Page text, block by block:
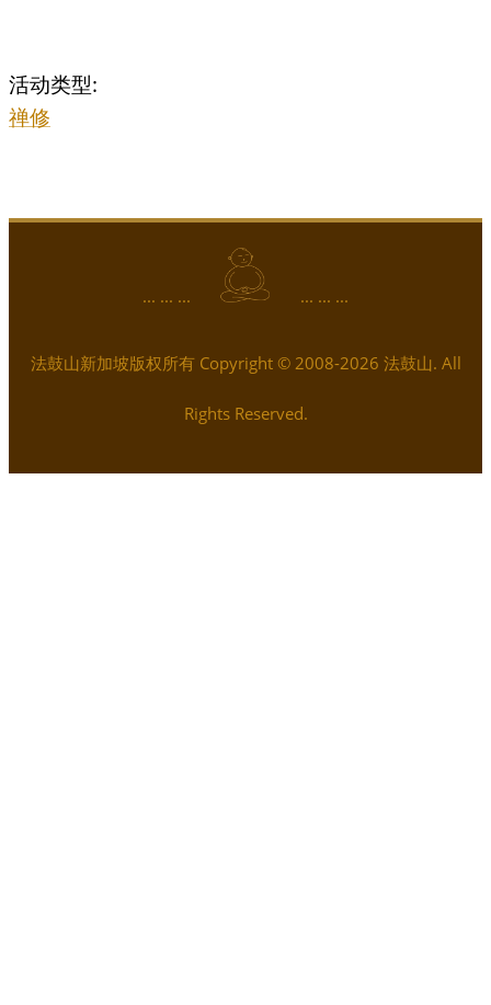
活动类型:
禅修
... ... ... ... ... ...
法鼓山新加坡版权所有 Copyright © 2008-2026 法鼓山. All
Rights Reserved.